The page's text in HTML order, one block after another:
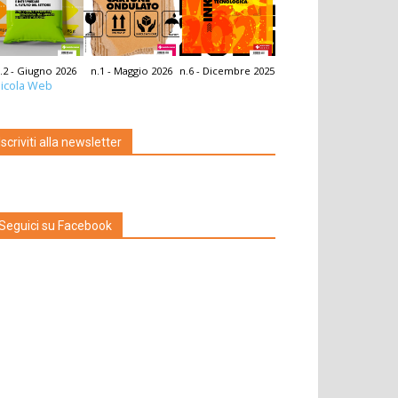
- Giugno 2026 n.1 - Maggio 2026 n.6 - Dicembre 2025
Web
alla newsletter
su Facebook